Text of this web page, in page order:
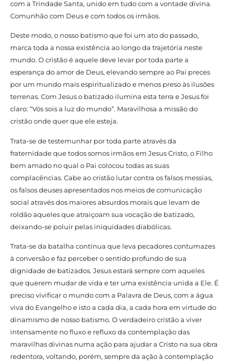
com a Trindade Santa, unido em tudo com a vontade divina.
Comunhão com Deus e com todos os irmãos.
Deste modo, o nosso batismo que foi um ato do passado,
marca toda a nossa existência ao longo da trajetória neste
mundo. O cristão é aquele deve levar por toda parte a
esperança do amor de Deus, elevando sempre ao Pai preces
por um mundo mais espiritualizado e menos preso às ilusões
terrenas. Com Jesus o batizado ilumina esta terra e Jesus foi
claro: “Vós sois a luz do mundo”. Maravilhosa a missão do
cristão onde quer que ele esteja.
Trata-se de testemunhar por toda parte através da
fraternidade que todos somos irmãos em Jesus Cristo, o Filho
bem amado no qual o Pai colocou todas as suas
complacências. Cabe ao cristão lutar contra os falsos messias,
os falsos deuses apresentados nos meios de comunicação
social através dos maiores absurdos morais que levam de
roldão aqueles que atraiçoam sua vocação de batizado,
deixando-se poluir pelas iniquidades diabólicas.
Trata-se da batalha contínua que leva pecadores contumazes
à conversão e faz perceber o sentido profundo de sua
dignidade de batizados. Jesus estará sempre com aqueles
que querem mudar de vida e ter uma existência unida a Ele. É
preciso vivificar o mundo com a Palavra de Deus, com a água
viva do Evangelho e isto a cada dia, a cada hora em virtude do
dinamismo de nosso batismo. O verdadeiro cristão a viver
intensamente no fluxo e refluxo da contemplação das
maravilhas divinas numa ação para ajudar a Cristo na sua obra
redentora, voltando, porém, sempre da ação à contemplação